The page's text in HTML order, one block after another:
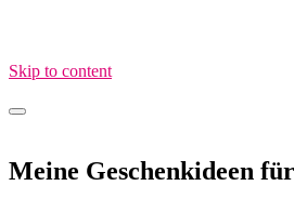
Skip to content
Meine Geschenkideen